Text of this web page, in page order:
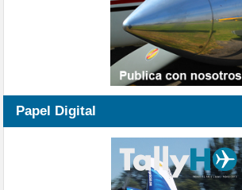
Papel Digital